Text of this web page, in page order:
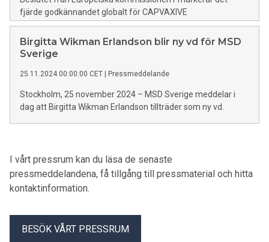
fjärde godkännandet globalt för CAPVAXIVE
pneumokockvaccin för vuxna
Birgitta Wikman Erlandson blir ny vd för MSD
Sverige
25.11.2024 00:00:00 CET Pressmeddelande
Stockholm, 25 november 2024 – MSD Sverige meddelar i
dag att Birgitta Wikman Erlandson tillträder som ny vd.
I vårt pressrum kan du läsa de senaste
pressmeddelandena, få tillgång till pressmaterial och hitta
kontaktinformation.
BESÖK VÅRT PRESSRUM